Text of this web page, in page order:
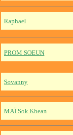
Raphael
PROM SOEUN
Sovanny
MAÏ Sok Khean